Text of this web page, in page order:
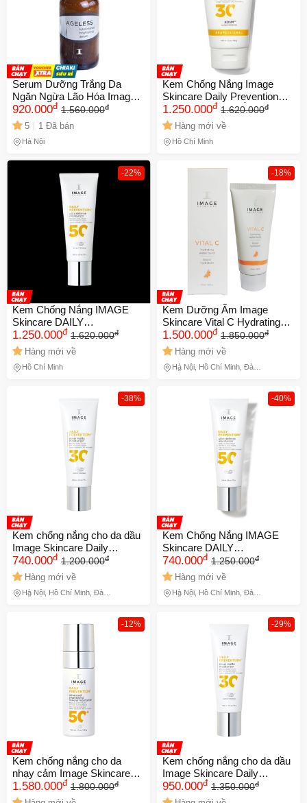
Serum Dưỡng Trắng Da
Ngăn Ngừa Lão Hóa Image
Ageless Total Intense
Brightening 30ml - Chuyên
Sản Phẩm Mỹ Phẩm Cao
Cấp
920.000đ 1.560.000đ
5 1 Đã bán
Hà Nội
Kem Chống Nắng Image
Skincare Daily Prevention
SPF 30 - Dưỡng Ẩm Hiệu
Quả, Ngăn Ngừa Tia UV,
Kem Chính Hãng 142g
1.250.000đ 1.620.000đ
Hàng mới về
Hồ Chí Minh
-22%
Kem Chống Nắng IMAGE
Skincare DAILY
PREVENTION Ultra Defense
SPF 50 - Bảo Vệ Da, Ngăn
Ngừa Lão Hóa, Dưỡng Ẩm
Chuyên Sâu Chính Hãng
1.250.000đ 1.620.000đ
Hàng mới về
Hồ Chí Minh
-18%
Kem Dưỡng Ẩm Image
Skincare Vital C Hydrating
Water Burst
1.500.000đ 1.850.000đ
Hàng mới về
Hà Nội, Hồ Chí Minh, Đà
-38%
Kem chống nắng cho da dầu
Image Skincare Daily
Prevention Sheer Matte
Moisturizer 737954
740.000đ 1.200.000đ
Hàng mới về
Hà Nội, Hồ Chí Minh, Đà
-40%
Kem Chống Nắng IMAGE
Skincare DAILY
PREVENTION Ultra Defense
SPF 50 737956
740.000đ 1.250.000đ
Hàng mới về
Hà Nội, Hồ Chí Minh, Đà
-12%
Kem chống nắng cho da
nhạy cảm Image Skincare
Advanced Smartblend
Mineral Moisturizer SPF50+
1.580.000đ 1.800.000đ
-29%
Kem chống nắng cho da dầu
Image Skincare Daily
Prevention Sheer Matte
Moisturizer NK Date Xa Mỹ
950.000đ 1.350.000đ